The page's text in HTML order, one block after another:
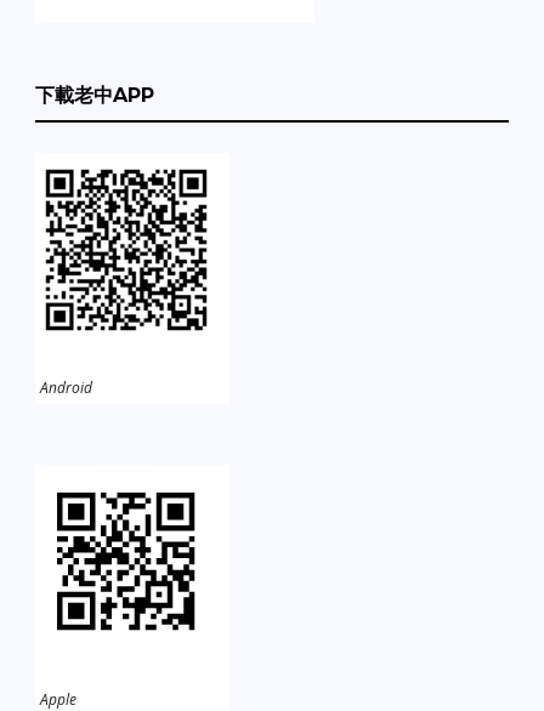
下載老中APP
Android
Apple